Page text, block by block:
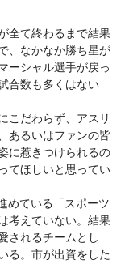
全て終わるまで結果
、なかなか勝ち星が
ーシャル選手が戻っ
合数も多くはない
こだわらず、アスリ
あるいはファンの皆
に惹きつけられるの
てほしいと思ってい
めている「スポーツ
考えていない。結果
されるチームとし
る。市が出資をした